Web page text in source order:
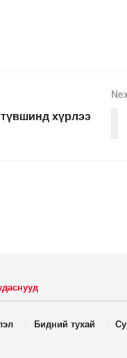
хүрлээ
Бидний тухай